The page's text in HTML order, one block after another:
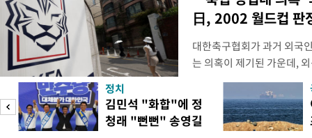
日, 2002 월드컵 판
대한축구협회가 과거 외국
는 의혹이 제기된 가운데,
도하면서 파장이 커지고
광부가 2016년 작성한 감
2011년 3월부터 2012년 3
에 참여한 외국인 심판들에
정치
김민석 "화합"에 정
청래 "뻔뻔" 송영길